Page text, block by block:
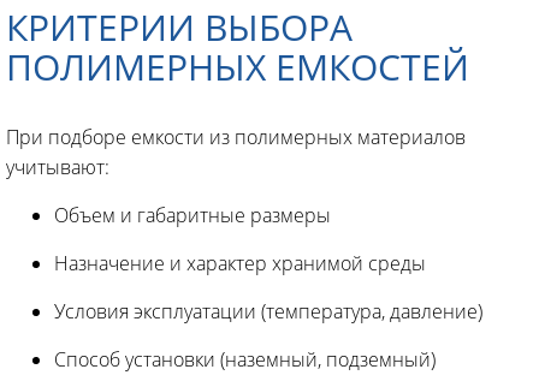
КРИТЕРИИ ВЫБОРА
ПОЛИМЕРНЫХ ЕМКОСТЕЙ
При подборе емкости из полимерных материалов
учитывают:
Объем и габаритные размеры
Назначение и характер хранимой среды
Условия эксплуатации (температура, давление)
Способ установки (наземный, подземный)